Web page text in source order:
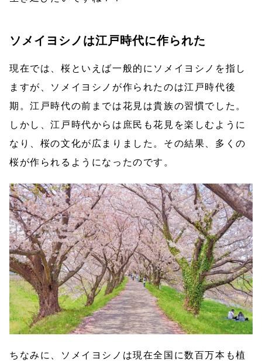
ソメイヨシノは江戸時代に作られた
現在では、桜といえば一般的にソメイヨシノを指し
ますが、ソメイヨシノが作られたのは江戸時代後
期。江戸時代の前までは花見は貴族の習慣でした。
しかし、江戸時代からは庶民も花見を楽しむように
なり、桜の文化が広まりました。その結果、多くの
桜が作られるようになったのです。
ちなみに、ソメイヨシノは現在全国に数百万本も植